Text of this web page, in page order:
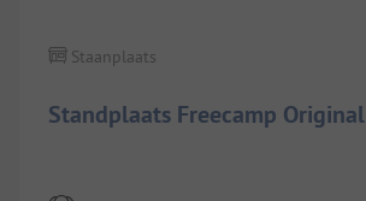
Standplaats Freecamp Original
Staanplaats